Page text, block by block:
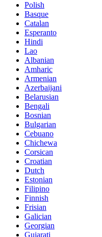
Polish
Basque
Catalan
Esperanto
Hindi
Lao
Albanian
Amharic
Armenian
Azerbaijani
Belarusian
Bengali
Bosnian
Bulgarian
Cebuano
Chichewa
Corsican
Croatian
Dutch
Estonian
Filipino
Finnish
Frisian
Galician
Georgian
Gujarati